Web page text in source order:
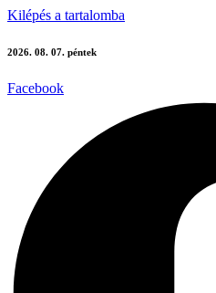
Kilépés a tartalomba
2026. 08. 07. péntek
Facebook